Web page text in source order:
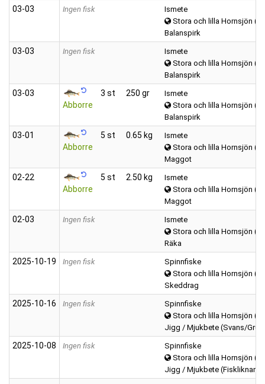
03‑03 Ingen fisk
Ismete
Stora och lilla Hornsjön
Balanspirk
03‑03 Ingen fisk
Ismete
Stora och lilla Hornsjön
Balanspirk
03‑03
Abborre
3 st 250 gr
Ismete
Stora och lilla Hornsjön
Balanspirk
03‑01
Abborre
5 st 0.65 kg
Ismete
Stora och lilla Hornsjön
Maggot
02‑22
Abborre
5 st 2.50 kg
Ismete
Stora och lilla Hornsjön
Maggot
02‑03 Ingen fisk
Ismete
Stora och lilla Hornsjön
Räka
2025‑10‑19 Ingen fisk
Spinnfiske
Stora och lilla Hornsjön
Skeddrag
2025‑10‑16 Ingen fisk
Spinnfiske
Stora och lilla Hornsjön
Jigg / Mjukbete (Svans/
2025‑10‑08 Ingen fisk
Spinnfiske
Stora och lilla Hornsjön
Jigg / Mjukbete